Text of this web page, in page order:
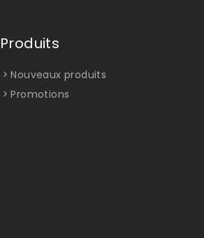
Produits
Nouveaux produits
Promotions